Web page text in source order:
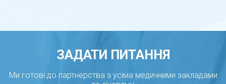
ЗАДАТИ ПИТАННЯ
Ми готові до партнерства з усіма медичними закладами